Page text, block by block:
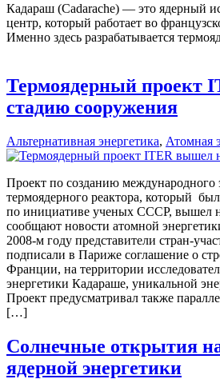
Кадараш (Cadarache) — это ядерный
центр, который работает во
Именно здесь разрабатывается
Термоядерный проект
стадию сооружения
Альтернативная энергетика, Атомная
Проект по созданию международного
термоядерного реактора, который
по инициативе ученых СССР, вышел
сообщают новости атомной
2008-м году представители стран-
подписали в Париже соглашение о
Франции, на территории
энергетики Кадараше, уникальной
Проект предусматривал также
[…]
Солнечные открытия
ядерной энергетики